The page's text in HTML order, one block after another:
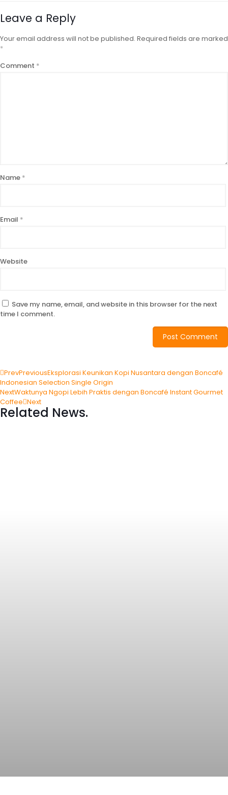
Leave a Reply
Your email address will not be published. Required fields are marked
*
Comment *
Name *
Email *
Website
Save my name, email, and website in this browser for the next
time I comment.
PrevPreviousEksplorasi Keunikan Kopi Nusantara dengan Boncafé
Indonesian Selection Single Origin
NextWaktunya Ngopi Lebih Praktis dengan Boncafé Instant Gourmet
Coffee Next
Related News.